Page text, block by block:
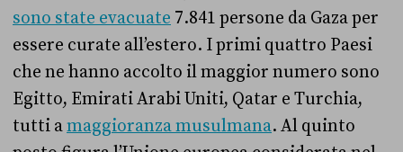
sono state evacuate 7.841 persone da Gaza per
essere curate all’estero. I primi quattro Paesi
che ne hanno accolto il maggior numero sono
Egitto, Emirati Arabi Uniti, Qatar e Turchia,
tutti amaggioranza musulmana. Al quinto